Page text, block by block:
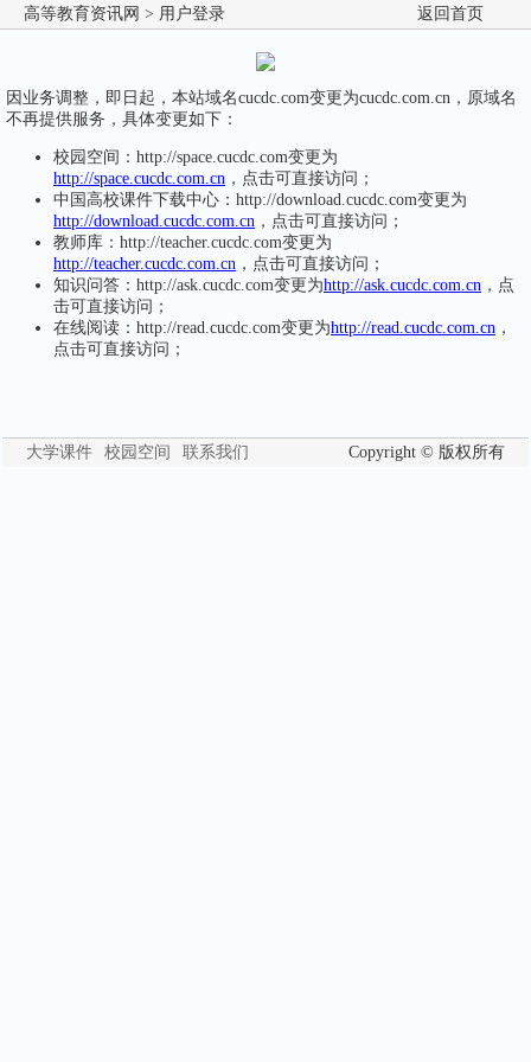
高等教育资讯网 > 用户登录 返回首页
因业务调整，即日起，本站域名cucdc.com变更为cucdc.com.cn，原域名
不再提供服务，具体变更如下：
校园空间：http://space.cucdc.com变更为
http://space.cucdc.com.cn ，点击可直接访问；
中国高校课件下载中心：http://download.cucdc.com变更为
http://download.cucdc.com.cn ，点击可直接访问；
教师库：http://teacher.cucdc.com变更为
http://teacher.cucdc.com.cn ，点击可直接访问；
知识问答：http://ask.cucdc.com变更为http://ask.cucdc.com.cn ，点
击可直接访问；
在线阅读：http://read.cucdc.com变更为http://read.cucdc.com.cn ，
点击可直接访问；
大学课件 校园空间 联系我们 Copyright © 版权所有